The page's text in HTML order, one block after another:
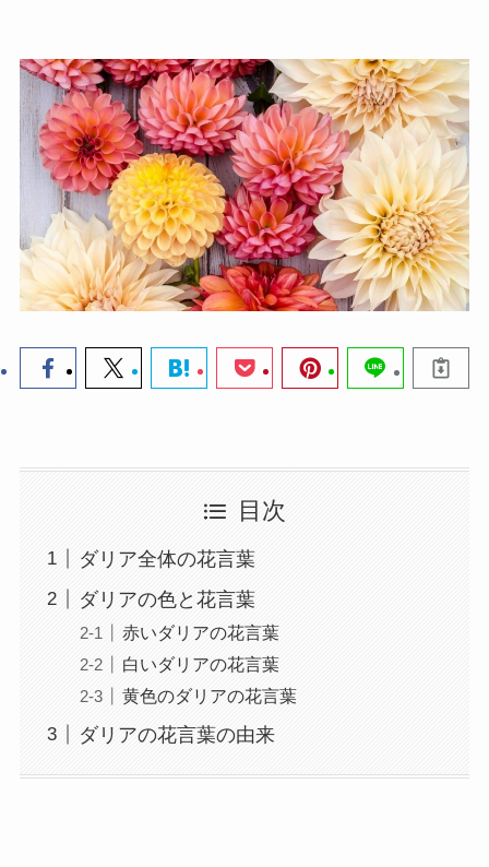
目次
ダリア全体の花言葉
ダリアの色と花言葉
赤いダリアの花言葉
白いダリアの花言葉
黄色のダリアの花言葉
ダリアの花言葉の由来